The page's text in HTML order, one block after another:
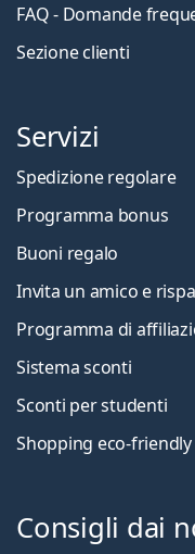
FAQ - Domande
Sezione clienti
Servizi
Spedizione regolare
Programma bonus
Buoni regalo
Invita un amico e
Programma di
Sistema sconti
Sconti per studenti
Shopping eco-friendly
Consigli dai